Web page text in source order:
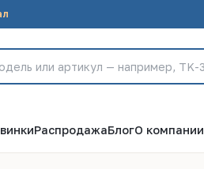
РаспродажаБлогО компании